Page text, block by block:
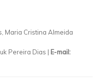
Maria Cristina Almeida
Pereira Dias | E-mail: